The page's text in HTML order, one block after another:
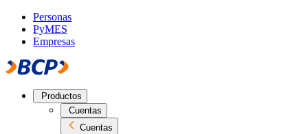
Personas
PyMES
Empresas
Productos
Cuentas
Cuentas